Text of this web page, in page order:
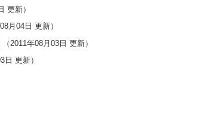
更新）
月04日 更新）
（2011年08月03日 更新）
日 更新）